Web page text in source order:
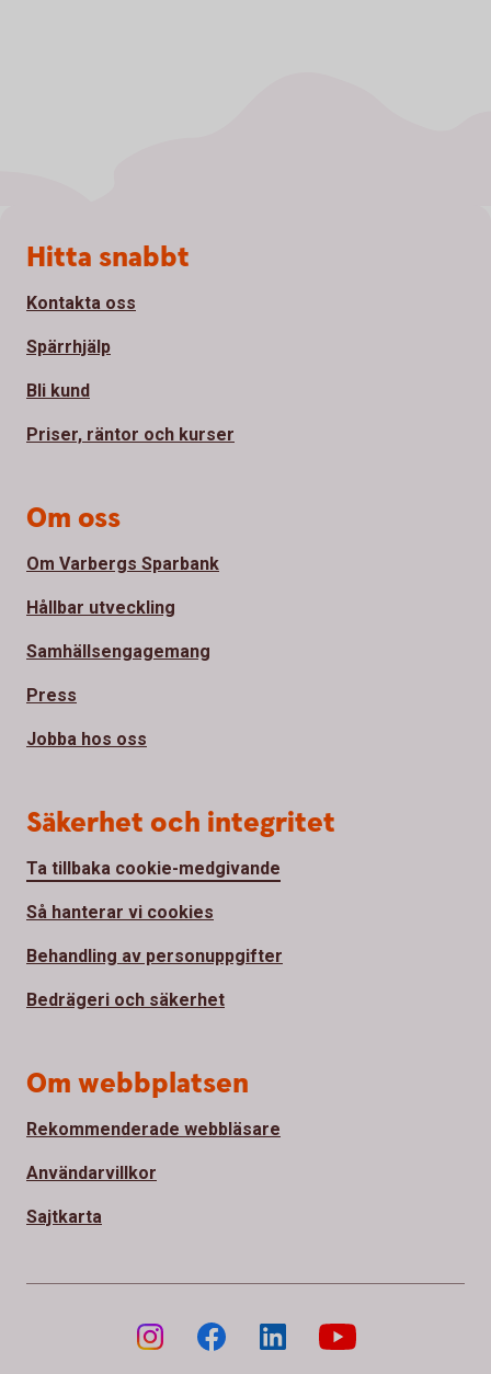
Sidfot
Hitta snabbt
Kontakta oss
Spärrhjälp
Bli kund
Priser, räntor och kurser
Om oss
Om Varbergs Sparbank
Hållbar utveckling
Samhällsengagemang
Press
Jobba hos oss
Säkerhet och integritet
Ta tillbaka cookie-medgivande
Så hanterar vi cookies
Behandling av personuppgifter
Bedrägeri och säkerhet
Om webbplatsen
Rekommenderade webbläsare
Användarvillkor
Sajtkarta